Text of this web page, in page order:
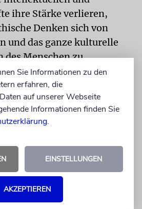
ihre Stärke verlieren,
Denken sich von
und das ganze kulturelle
des Menschen zu
cassirer
2006, 296 S., 19,95
Mitarbeiter
Nachlassedition an der
Berlin.
Sie Informationen zu den
erfahren, die
auf unserer Webseite
Informationen finden Sie
.
EINSTELLUNGEN
AKZEPTIEREN